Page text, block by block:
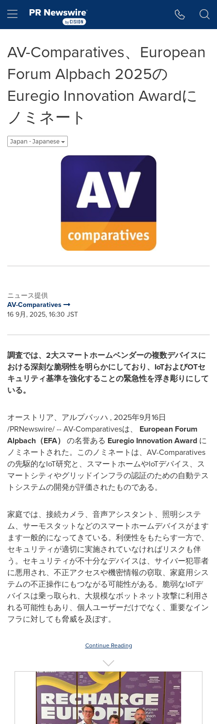
Hamburger menu
AV-Comparatives、European
Forum Alpbach 2025の
Euregio Innovation Awardに
ノミネート
Japan - Japanese
ニュース提供
AV-Comparatives
16 9月, 2025, 16:30 JST
調査では、2大スマートホームベンダーの複数デバイスに
おける深刻な脆弱性を明らかにしており、IoTおよびOTセ
キュリティ基準を強化することの緊急性を浮き彫りにして
いる。
オーストリア、アルプバッハ , 2025年9月16日
/PRNewswire/ -- AV-Comparativesは、 European Forum
Alpbach（EFA） の名誉ある Euregio Innovation Award に
ノミネートされた。このノミネートは、AV-Comparatives
の先駆的なIoT研究と、スマートホームやIoTデバイス、ス
マートシティやグリッドインフラの認証のための自動テス
トシステムの開発が評価されたものである。
家庭では、接続カメラ、音声アシスタント、照明システ
ム、サーモスタットなどのスマートホームデバイスがます
ます一般的になってきている。利便性をもたらす一方で、
セキュリティが適切に実施されていなければリスクも伴
う。セキュリティが不十分なデバイスは、サイバー犯罪者
に悪用され、不正アクセスや機密情報の窃取、家庭用シス
テムの不正操作にもつながる可能性がある。脆弱なIoTデ
バイスは乗っ取られ、大規模なボットネット攻撃に利用さ
れる可能性もあり、個人ユーザーだけでなく、重要なイン
フラに対しても脅威を及ぼす。
Continue Reading